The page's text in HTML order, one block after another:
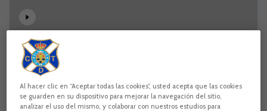
Bodiger y Cantero le ponen voz al nuevo punto
sumado a domicilio
Al hacer clic en “Aceptar todas las cookies”, usted acepta que las cookies
se guarden en su dispositivo para mejorar la navegación del sitio,
analizar el uso del mismo, y colaborar con nuestros estudios para